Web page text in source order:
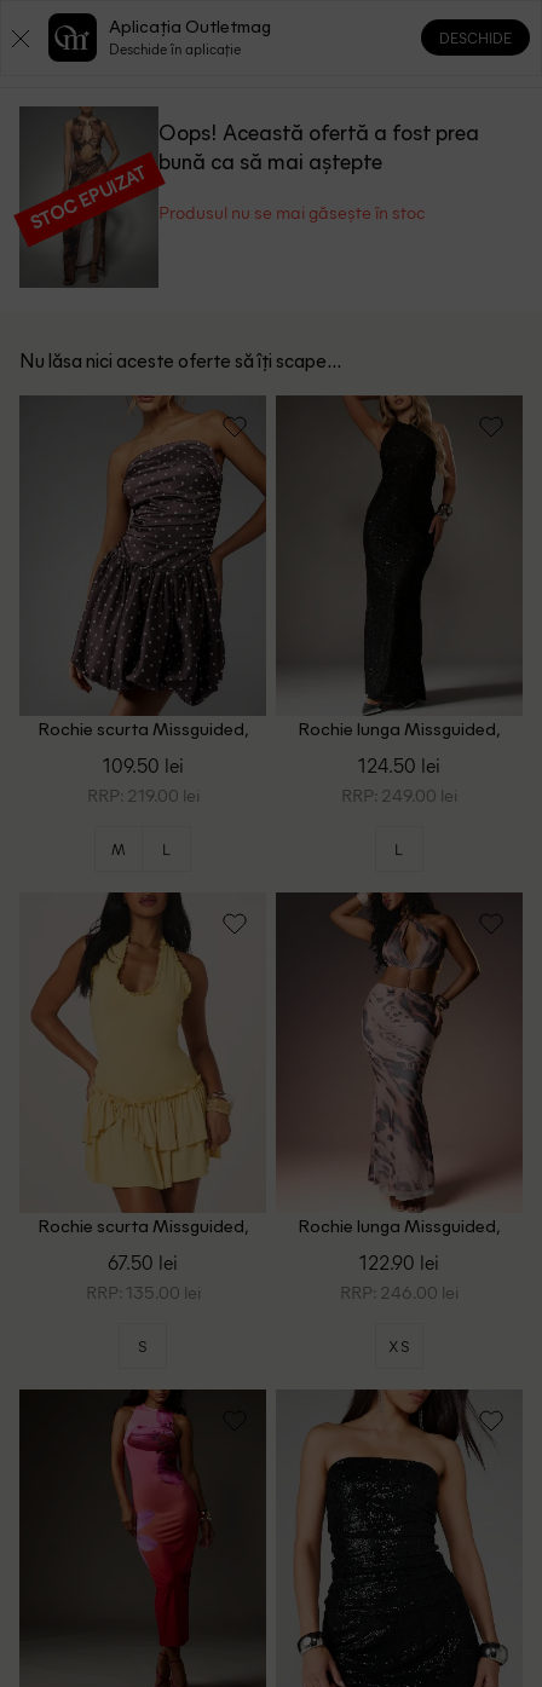
0 0
STOC EPUIZAT
Oops! Această ofertă a fost prea
bună ca să mai aștepte
Produsul nu se mai găsește în stoc
Nu lăsa nici aceste oferte să îți scape...
Rochie scurta Missguided,
109.50 lei
RRP: 219.00 lei
M L
Rochie lunga Missguided,
124.50 lei
RRP: 249.00 lei
L
Rochie scurta Missguided,
67.50 lei
RRP: 135.00 lei
S
Rochie lunga Missguided,
122.90 lei
RRP: 246.00 lei
XS
Aplicația Outletmag
Deschide în aplicație
DESCHIDE